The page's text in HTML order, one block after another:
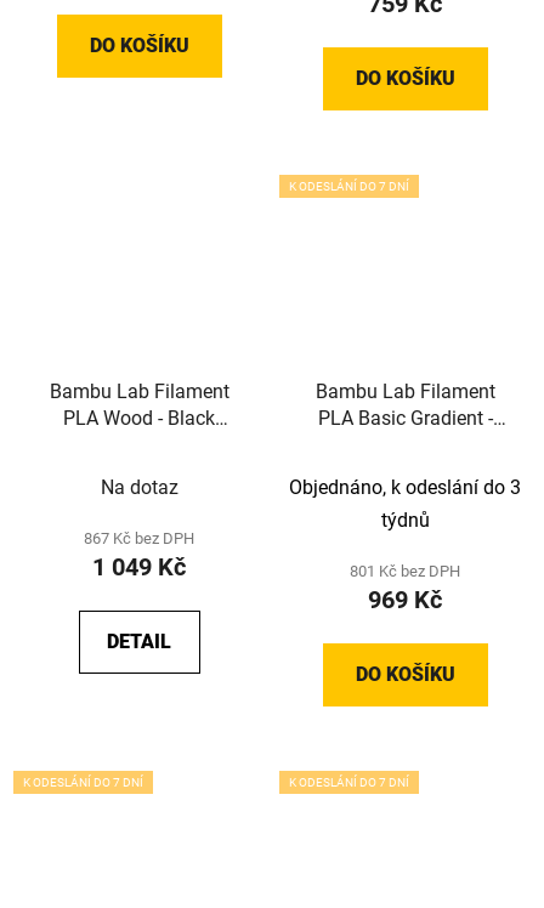
DO KOŠÍKU
DO KOŠÍKU
Bambu Lab Filament
PLA Wood - Black
Na dotaz
867 Kč bez DPH
1 049 Kč
DETAIL
K ODESLÁNÍ DO 7 DNÍ
Bambu Lab Filament
PLA Basic Gradient -
Objednáno, k odeslání do 3
týdnů
801 Kč bez DPH
969 Kč
DO KOŠÍKU
K ODESLÁNÍ DO 7 DNÍ K ODESLÁNÍ DO 7 DNÍ